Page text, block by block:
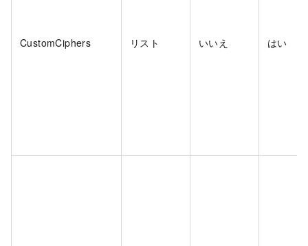
CustomCiphers リスト いいえ はい